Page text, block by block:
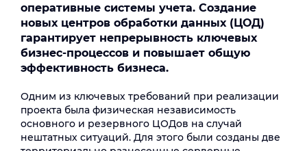
оперативные системы учета. Создание
новых центров обработки данных (ЦОД)
гарантирует непрерывность ключевых
бизнес-процессов и повышает общую
эффективность бизнеса.
Одним из ключевых требований при реализации
проекта была физическая независимость
основного и резервного ЦОДов на случай
нештатных ситуаций. Для этого были созданы две